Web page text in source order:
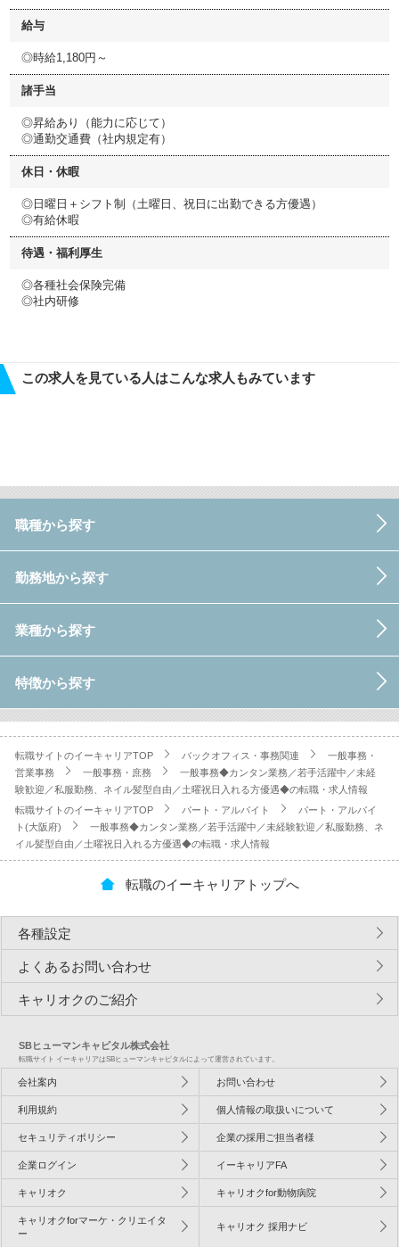
給与
◎時給1,180円～
諸手当
◎昇給あり（能力に応じて）
◎通勤交通費（社内規定有）
休日・休暇
◎日曜日＋シフト制（土曜日、祝日に出勤できる方優遇）
◎有給休暇
待遇・福利厚生
◎各種社会保険完備
◎社内研修
この求人を見ている人はこんな求人もみています
職種から探す
勤務地から探す
業種から探す
特徴から探す
転職サイトのイーキャリアTOP バックオフィス・事務関連
一般事務・
営業事務
一般事務・庶務
一般事務◆カンタン業務／若手活躍中／未経
験歓迎／私服勤務、ネイル髪型自由／土曜祝日入れる方優遇◆の転職・求人情報
転職サイトのイーキャリアTOP
パート・アルバイト
パート・アルバイ
ト(大阪府)
一般事務◆カンタン業務／若手活躍中／未経験歓迎／私服勤務、ネ
イル髪型自由／土曜祝日入れる方優遇◆の転職・求人情報
転職のイーキャリアトップへ
各種設定
よくあるお問い合わせ
キャリオクのご紹介
SBヒューマンキャピタル株式会社
転職サイト イーキャリアはSBヒューマンキャピタルによって運営されています。
会社案内 お問い合わせ
利用規約 個人情報の取扱いについて
セキュリティポリシー 企業の採用ご担当者様
企業ログイン イーキャリアFA
キャリオク キャリオクfor動物病院
キャリオクforマーケ・クリエイタ
ー
キャリオク 採用ナビ